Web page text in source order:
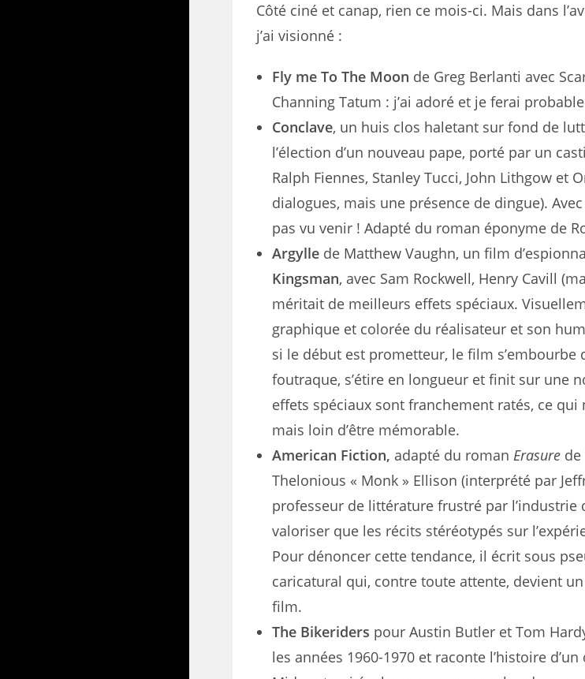
Côté ciné et canap, rien ce mois-ci. Mais dans
j’ai visionné :
Fly me To The Moon de Greg Berlanti avec
Channing Tatum : j’ai adoré et je ferai
Conclave, un huis clos haletant sur fond de
l’élection d’un nouveau pape, porté par un
Ralph Fiennes, Stanley Tucci, John Lithgow et
dialogues, mais une présence de dingue).
pas vu venir ! Adapté du roman éponyme de
Argylle de Matthew Vaughn, un film
Kingsman, avec Sam Rockwell, Henry Cavill
méritait de meilleurs effets spéciaux.
graphique et colorée du réalisateur et son
si le début est prometteur, le film s’embourbe
foutraque, s’étire en longueur et finit sur une
effets spéciaux sont franchement ratés, ce qui
mais loin d’être mémorable.
American Fiction, adapté du romanErasure
Thelonious « Monk » Ellison (interprété par
professeur de littérature frustré par l’industrie
valoriser que les récits stéréotypés sur
Pour dénoncer cette tendance, il écrit sous
caricatural qui, contre toute attente, devient
film.
The Bikeriders pour Austin Butler et Tom
les années 1960-1970 et raconte l’histoire